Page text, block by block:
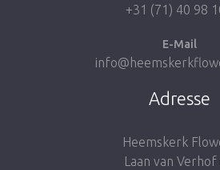
+31 (71) 40 98
E-Mail
Adresse
Heemskerk
Laan van Verhof